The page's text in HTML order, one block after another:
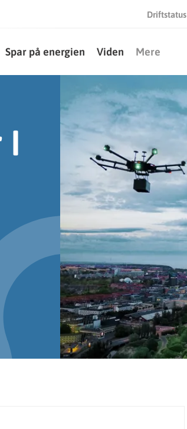
Driftstatus
Spar på energien Viden Mere
I